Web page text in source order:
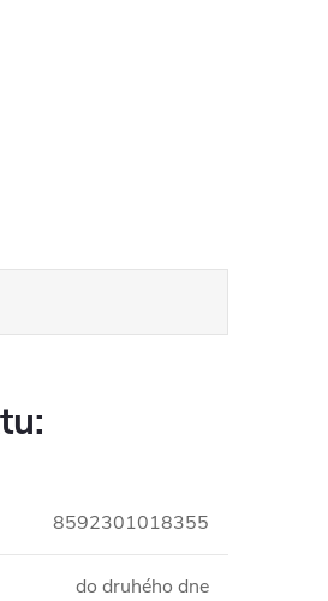
8592301018355
do druhého dne